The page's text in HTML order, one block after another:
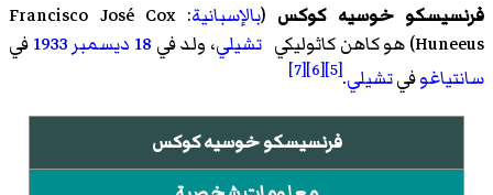
فرنسيسكو خوسيه كوكس (بالإسبانية:
Francisco José Cox
Huneeus)‏ هو كاهن كاثوليكي تشيلي، ولد في 18 ديسمبر 1933في
سانتياغوفيتشيلي.
[5]
[6]
[7]
فرنسيسكو خوسيه كوكس